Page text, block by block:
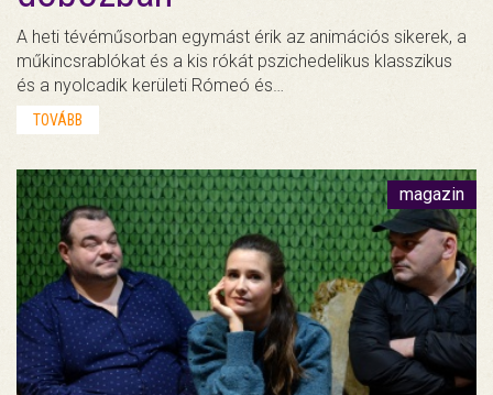
A heti tévéműsorban egymást érik az animációs sikerek, a
műkincsrablókat és a kis rókát pszichedelikus klasszikus
és a nyolcadik kerületi Rómeó és…
TOVÁBB
magazin